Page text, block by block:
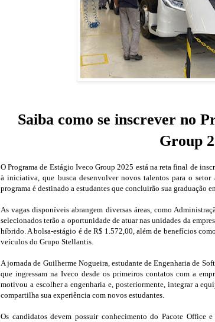
Saiba como se inscrever no
Group
O Programa de Estágio Iveco Group 2025 está na reta final de
à iniciativa, que busca desenvolver novos talentos para o
programa é destinado a estudantes que concluirão sua graduação
As vagas disponíveis abrangem diversas áreas, como
selecionados terão a oportunidade de atuar nas unidades da
híbrido. A bolsa-estágio é de R$ 1.572,00, além de benefícios
veículos do Grupo Stellantis.
A jornada de Guilherme Nogueira, estudante de Engenharia de
que ingressam na Iveco desde os primeiros contatos com a
motivou a escolher a engenharia e, posteriormente, integrar a
compartilha sua experiência com novos estudantes.
Os candidatos devem possuir conhecimento do Pacote Office